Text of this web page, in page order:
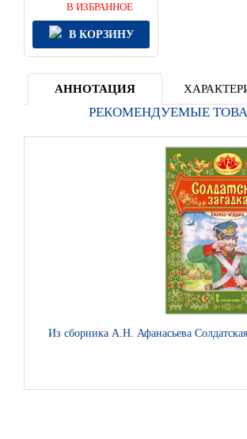
В ИЗБРАННОЕ
В КОРЗИНУ
АННОТАЦИЯ
РЕКОМЕНДУЕМЫЕ
Из сборника А.Н. Афанасьева Солдатская